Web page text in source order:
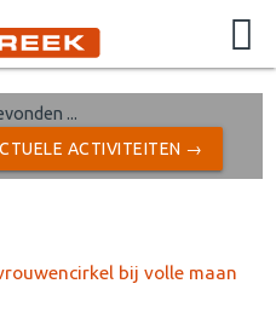
...
ACTIVITEITEN →
bij volle maan